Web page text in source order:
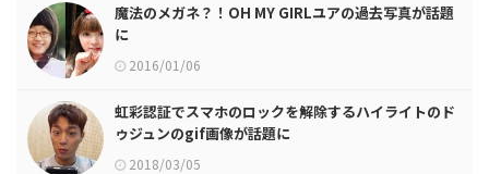
魔法のメガネ？！OH MY GIRLユアの過去写真が話題
に
2016/01/06
虹彩認証でスマホのロックを解除するハイライトのド
ゥジュンのgif画像が話題に
2018/03/05